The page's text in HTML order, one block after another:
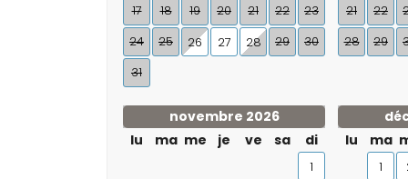
17
18 19 20 21 22
23
24
25 26 27 28 29
30
31
21
22
28
29
novembre 2026
lu
ma me je ve sa di
1
lu
ma
1